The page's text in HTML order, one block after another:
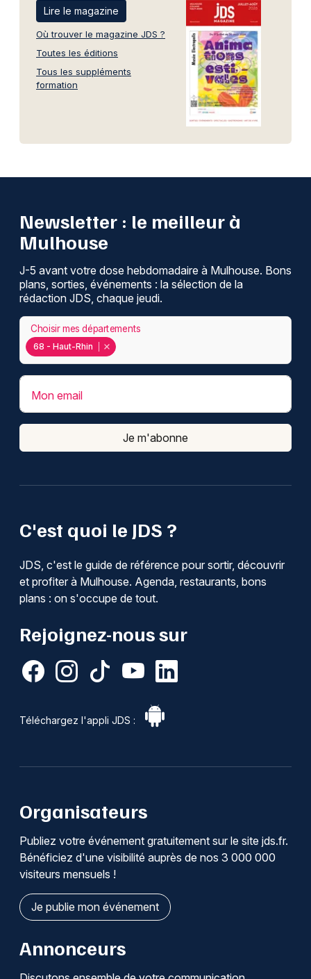
Lire le magazine
Où trouver le magazine JDS ?
Toutes les éditions
Tous les suppléments
formation
C'est quoi le JDS ?
JDS, c'est le guide de référence pour sortir, découvrir
et profiter à Mulhouse. Agenda, restaurants, bons
plans : on s'occupe de tout.
Rejoignez-nous sur
Téléchargez l'appli JDS :
Newsletter : le meilleur à
Mulhouse
J-5 avant votre dose hebdomadaire à Mulhouse. Bons
plans, sorties, événements : la sélection de la
rédaction JDS, chaque jeudi.
68 - Haut-Rhin
Choisir mes départements
Mon email
Je m'abonne
Organisateurs
Publiez votre événement gratuitement sur le site jds.fr.
Bénéficiez d'une visibilité auprès de nos 3 000 000
visiteurs mensuels !
Je publie mon événement
Annonceurs